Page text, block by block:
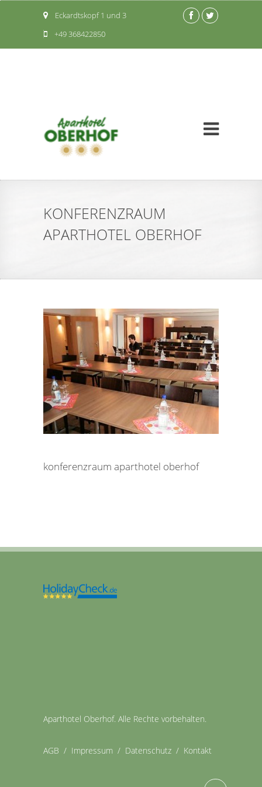
Eckardtskopf 1 und 3
+49 368422850
KONFERENZRAUM
APARTHOTEL OBERHOF
konferenzraum aparthotel oberhof
Aparthotel Oberhof. Alle Rechte vorbehalten.
AGB / Impressum / Datenschutz / Kontakt